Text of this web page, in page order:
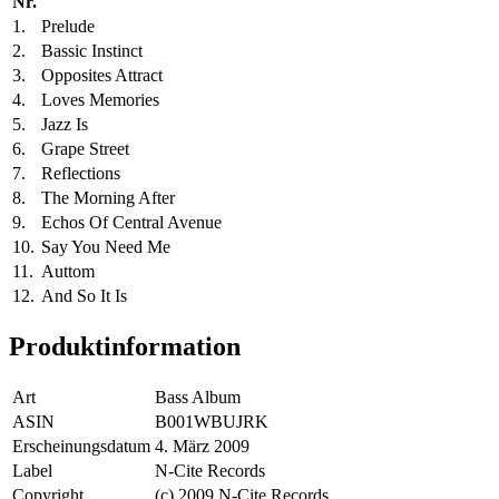
1.
Prelude
2.
Bassic Instinct
3.
Opposites Attract
4.
Loves Memories
5.
Jazz Is
6.
Grape Street
7.
Reflections
8.
The Morning After
9.
Echos Of Central Avenue
10. Say You Need Me
11. Auttom
12. And So It Is
Produktinformation
Art
Bass Album
ASIN
B001WBUJRK
Erscheinungsdatum 4. März 2009
Label
N-Cite Records
Copyright
(c) 2009 N-Cite Records